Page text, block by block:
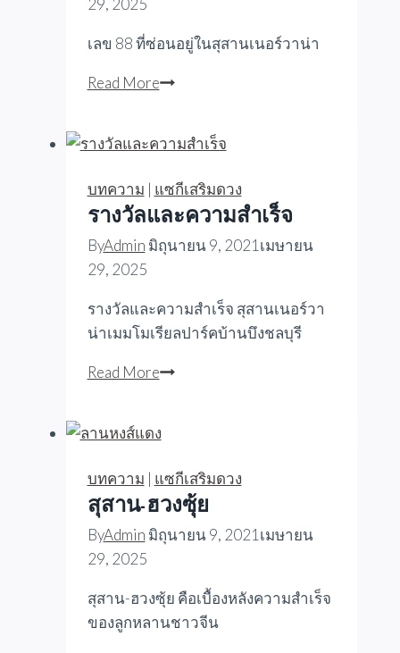
เลข 88 ที่ซ่อนอยู่ในสุสานเนอร์วาน่า
Read Moreเลข
ซ่อน
ใน
สุ
สาน
วา
บทความ | แซกีเสริมดวง
รางวัลและความสำเร็จ
ByAdmin มิถุนายน 9, 2021 เมษายน
29, 2025
รางวัลและความสำเร็จ สุสานเนอร์วา
น่าเมมโมเรียลปาร์คบ้านบึงชลบุรี
Read Moreรางวัล
สำเร็จ
บทความ | แซกีเสริมดวง
สุสาน-ฮวงซุ้ย
ByAdmin มิถุนายน 9, 2021 เมษายน
29, 2025
สุสาน-ฮวงซุ้ย คือเบื้องหลังความสำเร็จ
ของลูกหลานชาวจีน